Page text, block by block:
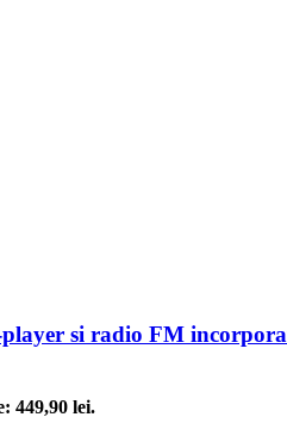
si radio FM
449,90 lei.